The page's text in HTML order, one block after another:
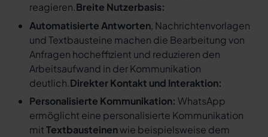
reagieren.Breite Nutzerbasis:
Automatisierte Antworten, Nachrichtenvorlagen
und Textbausteine machen die Bearbeitung von
Anfragen hocheffizient und reduzieren den
Arbeitsaufwand in der Kommunikation
deutlich.Direkter Kontakt und Interaktion:
Personalisierte Kommunikation: WhatsApp
ermöglicht eine personalisierte Kommunikation
mitTextbausteinenwie beispielsweise dem